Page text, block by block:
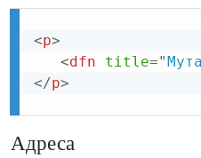
<p>
<dfn title="
</p>
Адреса